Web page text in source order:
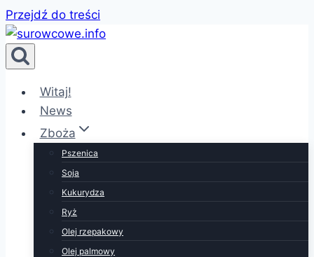
Przejdź do treści
Witaj!
News
Zboża
Pszenica
Soja
Kukurydza
Ryż
Olej rzepakowy
Olej palmowy